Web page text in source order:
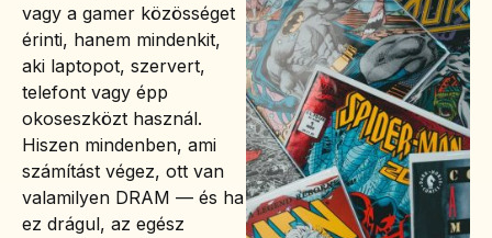
vagy a gamer közösséget
érinti, hanem mindenkit,
aki laptopot, szervert,
telefont vagy épp
okoseszközt használ.
Hiszen mindenben, ami
számítást végez, ott van
valamilyen DRAM — és ha
ez drágul, az egész